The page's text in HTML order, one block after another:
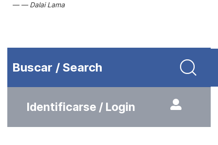
Dalai Lama
Buscar / Search
Identificarse / Login